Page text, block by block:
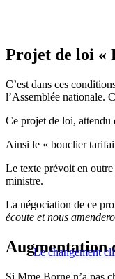
Projet de loi «
C’est dans ces
l’Assemblée nationale.
Ce projet de loi, attendu
Ainsi le « bouclier
Le texte prévoit en
ministre.
La négociation de ce
écoute et nous
Le changement
Augmentation
Si Mme Borne n’a pas